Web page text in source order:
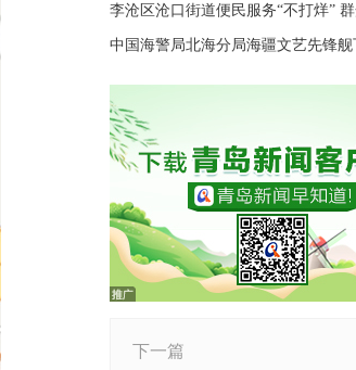
下一篇